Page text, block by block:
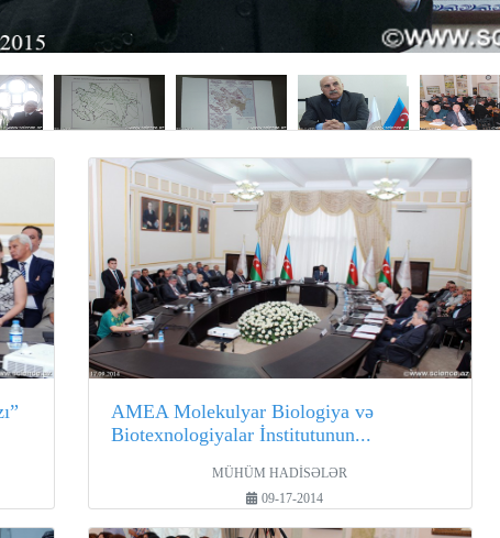
AMEA Molekulyar Biologiya və
Biotexnologiyalar İnstitutunun...
MÜHÜM HADİSƏLƏR
09-17-2014